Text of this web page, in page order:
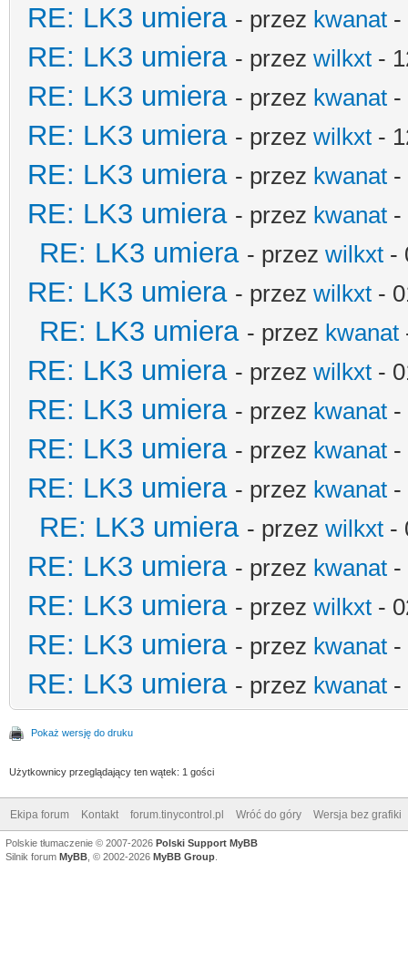
RE: LK3 umiera - przez kwanat -
RE: LK3 umiera - przez wilkxt -
RE: LK3 umiera - przez kwanat -
RE: LK3 umiera - przez wilkxt -
RE: LK3 umiera - przez kwanat -
RE: LK3 umiera - przez kwanat -
RE: LK3 umiera - przez wilkxt -
RE: LK3 umiera - przez wilkxt -
RE: LK3 umiera - przez kwanat
RE: LK3 umiera - przez wilkxt -
RE: LK3 umiera - przez kwanat -
RE: LK3 umiera - przez kwanat -
RE: LK3 umiera - przez kwanat -
RE: LK3 umiera - przez wilkxt -
RE: LK3 umiera - przez kwanat -
RE: LK3 umiera - przez wilkxt -
RE: LK3 umiera - przez kwanat -
RE: LK3 umiera - przez kwanat -
Pokaż wersję do druku
Użytkownicy przeglądający ten wątek: 1 gości
Ekipa forum Kontakt forum.tinycontrol.pl Wróć do góry Wersja bez grafiki
Polskie tłumaczenie © 2007-2026 Polski Support MyBB
Silnik forum MyBB , © 2002-2026 MyBB Group